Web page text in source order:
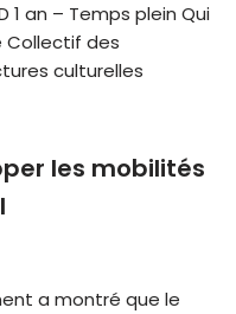
1 an – Temps plein Qui
Collectif des
culturelles
les mobilités
a montré que le